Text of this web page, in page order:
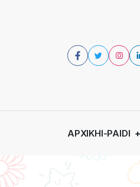
ΑΡΧΙΚΉI-PAIDI